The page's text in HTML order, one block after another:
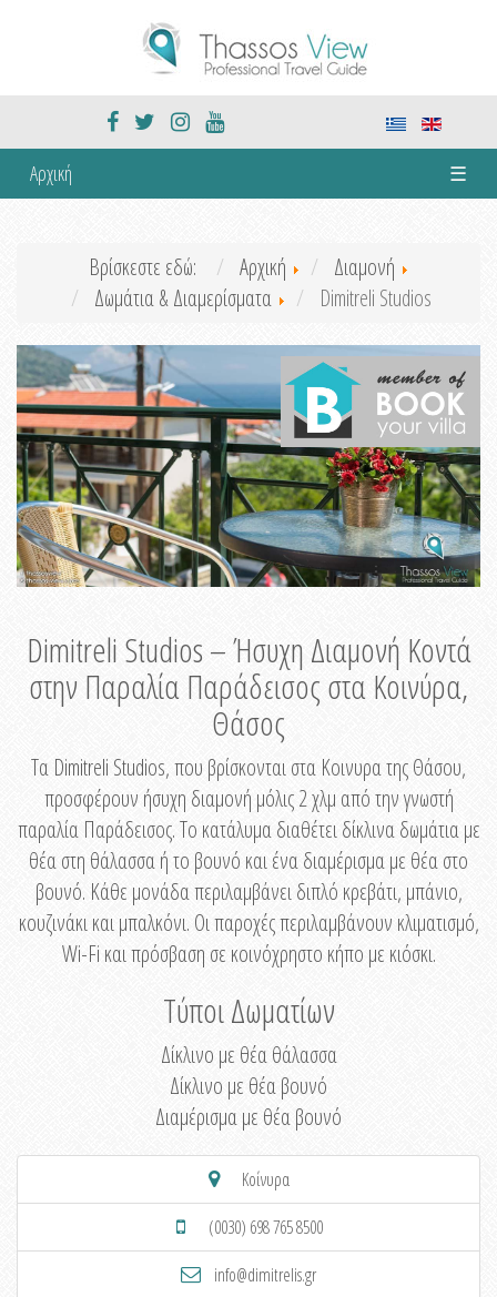
Αρχική ☰
Βρίσκεστε εδώ: Αρχική
Διαμονή
Δωμάτια & Διαμερίσματα
Dimitreli Studios
Dimitreli Studios – Ήσυχη Διαμονή Κοντά
στην Παραλία Παράδεισος στα Κοινύρα,
Θάσος
Τα Dimitreli Studios, που βρίσκονται στα Κοινυρα της Θάσου,
προσφέρουν ήσυχη διαμονή μόλις 2 χλμ από την γνωστή
παραλία Παράδεισος. Το κατάλυμα διαθέτει δίκλινα δωμάτια με
θέα στη θάλασσα ή το βουνό και ένα διαμέρισμα με θέα στο
βουνό. Κάθε μονάδα περιλαμβάνει διπλό κρεβάτι, μπάνιο,
κουζινάκι και μπαλκόνι. Οι παροχές περιλαμβάνουν κλιματισμό,
Wi-Fi και πρόσβαση σε κοινόχρηστο κήπο με κιόσκι.
Τύποι Δωματίων
Δίκλινο με θέα θάλασσα
Δίκλινο με θέα βουνό
Διαμέρισμα με θέα βουνό
Κοίνυρα
(0030) 698 765 8500
info@dimitrelis.gr